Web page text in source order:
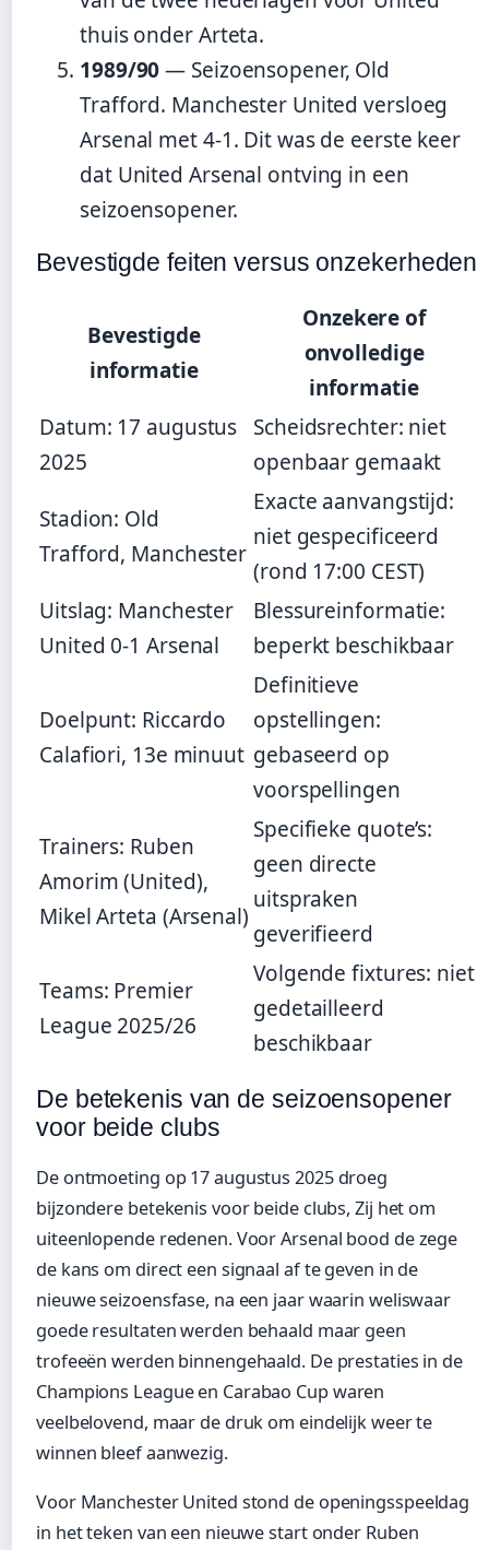
thuis onder Arteta.
1989/90— Seizoensopener, Old
Trafford. Manchester United versloeg
Arsenal met 4-1. Dit was de eerste keer
dat United Arsenal ontving in een
seizoensopener.
Bevestigde feiten versus onzekerheden
Bevestigde
informatie
Onzekere of
onvolledige
informatie
Datum: 17 augustus
2025
Scheidsrechter: niet
openbaar gemaakt
Stadion: Old
Trafford, Manchester
Exacte aanvangstijd:
niet gespecificeerd
(rond 17:00 CEST)
Uitslag: Manchester
United 0-1 Arsenal
Blessureinformatie:
beperkt beschikbaar
Doelpunt: Riccardo
Calafiori, 13e minuut
Definitieve
opstellingen:
gebaseerd op
voorspellingen
Trainers: Ruben
Amorim (United),
Mikel Arteta (Arsenal)
Specifieke quote’s:
geen directe
uitspraken
geverifieerd
Teams: Premier
League 2025/26
Volgende fixtures: niet
gedetailleerd
beschikbaar
De betekenis van de seizoensopener
voor beide clubs
De ontmoeting op 17 augustus 2025 droeg
bijzondere betekenis voor beide clubs, Zij het om
uiteenlopende redenen. Voor Arsenal bood de zege
de kans om direct een signaal af te geven in de
nieuwe seizoensfase, na een jaar waarin weliswaar
goede resultaten werden behaald maar geen
trofeeën werden binnengehaald. De prestaties in de
Champions League en Carabao Cup waren
veelbelovend, maar de druk om eindelijk weer te
winnen bleef aanwezig.
Voor Manchester United stond de openingsspeeldag
in het teken van een nieuwe start onder Ruben